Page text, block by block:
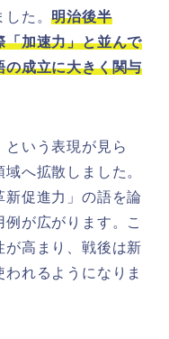
した。明治後半
加速力」と並んで
の成立に大きく関与
という表現が見ら
へ拡散しました。
促進力」の語を論
が広がります。こ
が高まり、戦後は新
れるようになりま